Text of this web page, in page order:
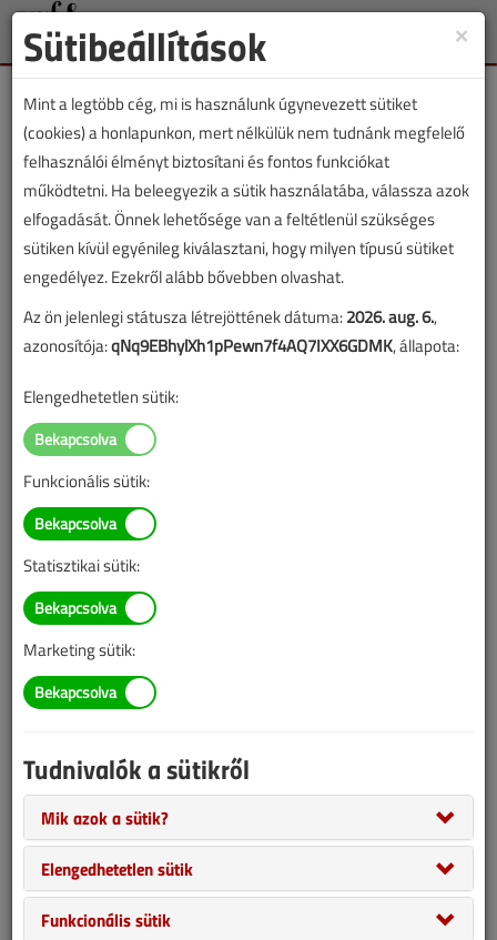
Toggle
Lapszám:
TARTALOM
Áttekintő táblázat Eszközeink
Csőkamerák
Épületgépészetben használatos,
akkumulátoros csőkamerák áttekintő
táblázata
2026/7-8. lapszám
Táblázatunkban a Bosch, a Rothenberger, a RICO, a Testo és a
Voltcraft készülékeit hasonlíthatjuk össze, a forgalmazóktól kapott
adatok alapján.
×
Sütibeállítások
Mint a legtöbb cég, mi is használunk úgynevezett sütiket
(cookies) a honlapunkon, mert nélkülük nem tudnánk megfelelő
felhasználói élményt biztosítani és fontos funkciókat
működtetni. Ha beleegyezik a sütik használatába, válassza azok
elfogadását. Önnek lehetősége van a feltétlenül szükséges
sütiken kívül egyénileg kiválasztani, hogy milyen típusú sütiket
engedélyez. Ezekről alább bővebben olvashat.
Az ön jelenlegi státusza létrejöttének dátuma:2026. aug. 6.,
azonosítója:qNq9EBhylXh1pPewn7f4AQ7IXX6GDMK, állapota:
Elengedhetetlen sütik:
Funkcionális sütik:
Statisztikai sütik:
Marketing sütik:
Tudnivalók a sütikről
Mik azok a sütik?
Elengedhetetlen sütik
Funkcionális sütik